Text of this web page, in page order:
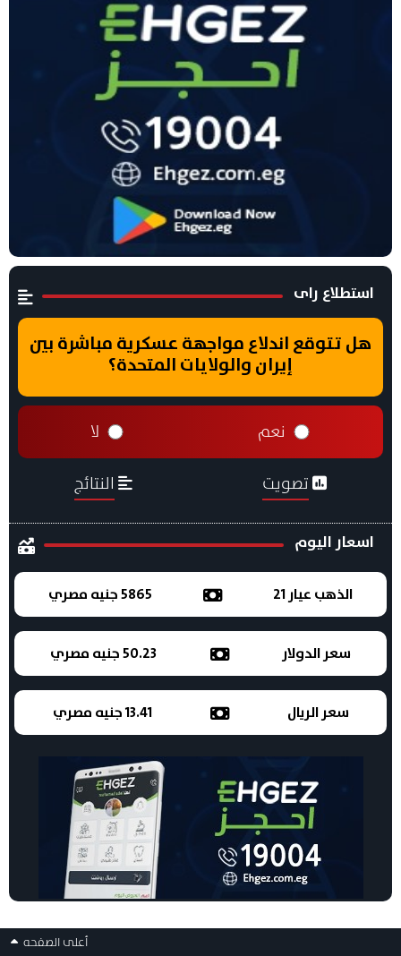
استطلاع راى
هل تتوقع اندلاع مواجهة عسكرية مباشرة بين
إيران والولايات المتحدة؟
نعم لا
تصويت النتائج
اسعار اليوم
الذهب عيار 21 5865 جنيه مصري
سعر الدولار 50.23 جنيه مصري
سعر الريال 13.41 جنيه مصري
أعلى الصفحه